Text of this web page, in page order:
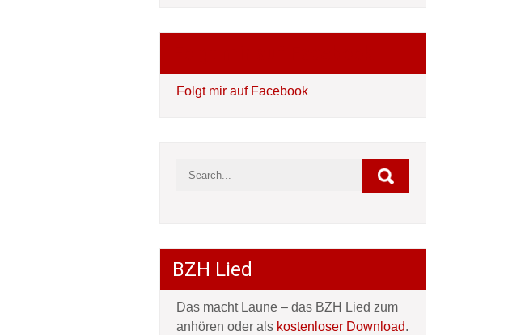
Folgt mir auf Facebook
BZH Lied
Das macht Laune – das BZH Lied zum
anhören oder als kostenloser Download.